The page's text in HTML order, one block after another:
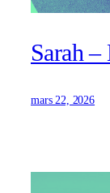
Sarah
mars 22, 2026